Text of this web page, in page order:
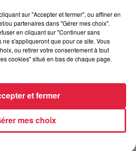
sur "Accepter et fermer", ou affiner en
ou partenaires dans "Gérer mes choix".
en cliquant sur "Continuer sans
ne s'appliqueront que pour ce site. Vous
ou retirer votre consentement à tout
cookies" situé en bas de chaque page.
mes choix
et fermer